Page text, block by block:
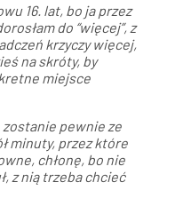
16. lat, bo ja przez
do “więcej”, z
krzyczy więcej,
na skróty, by
miejsce
pewnie ze
minuty, przez które
chłonę, bo nie
z nią trzeba chcieć